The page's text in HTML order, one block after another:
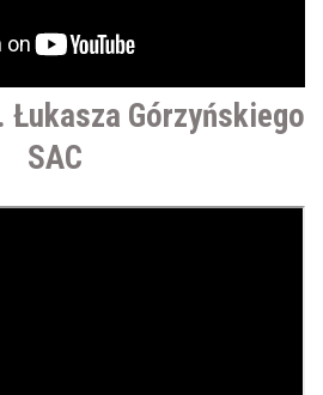
Łukasza Górzyńskiego
SAC